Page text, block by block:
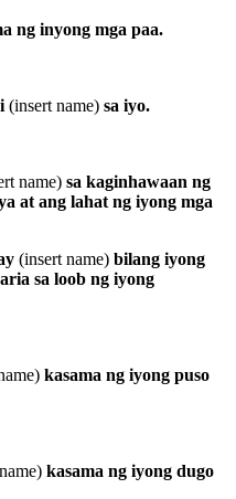
ng inyong mga paa.
(insert name) sa iyo.
name) sa kaginhawaan ng
at ang lahat ng iyong mga
(insert name) bilang iyong
sa loob ng iyong
kasama ng iyong puso
kasama ng iyong dugo